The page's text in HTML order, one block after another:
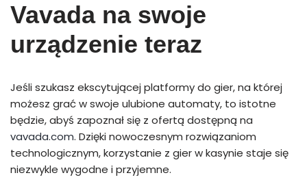
Vavada na swoje
urządzenie teraz
Jeśli szukasz ekscytującej platformy do gier, na której
możesz grać w swoje ulubione automaty, to istotne
będzie, abyś zapoznał się z ofertą dostępną na
vavada.com. Dzięki nowoczesnym rozwiązaniom
technologicznym, korzystanie z gier w kasynie staje się
niezwykle wygodne i przyjemne.